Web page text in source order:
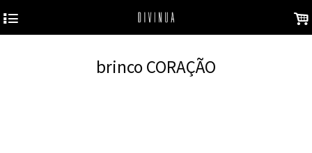
4 .
brinco CORAÇÃO